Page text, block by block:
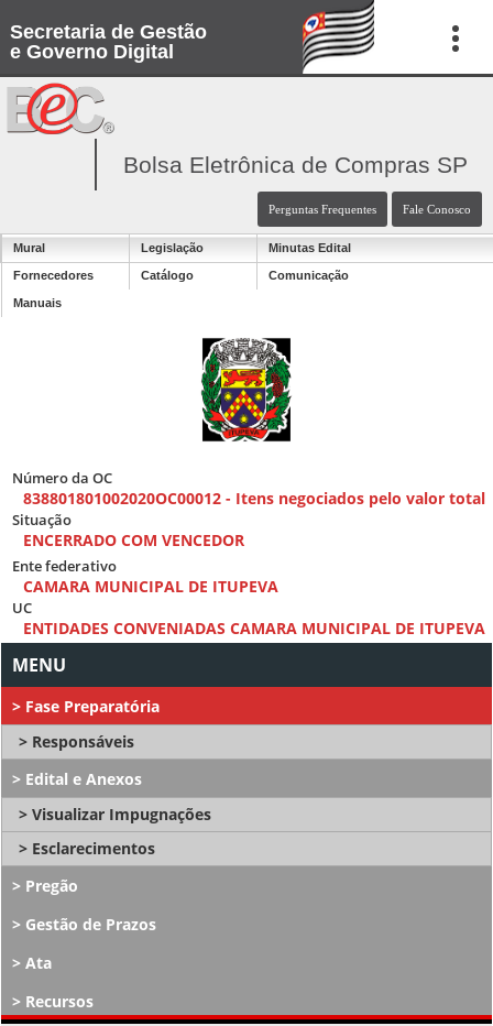
Secretaria de Gestão
e Governo Digital
Bolsa Eletrônica de Compras SP
Perguntas Frequentes Fale Conosco
Mural Legislação Minutas Edital
Fornecedores Catálogo Comunicação
Manuais
Número da OC
838801801002020OC00012 - Itens negociados pelo valor total
Situação
ENCERRADO COM VENCEDOR
Ente federativo
CAMARA MUNICIPAL DE ITUPEVA
UC
ENTIDADES CONVENIADAS CAMARA MUNICIPAL DE ITUPEVA
Fase Preparatória
Responsáveis
Edital e Anexos
Visualizar Impugnações
Esclarecimentos
Pregão
Gestão de Prazos
Ata
Recursos